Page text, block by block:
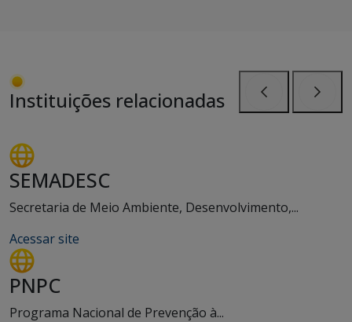
Instituições relacionadas
SEMADESC
Secretaria de Meio Ambiente, Desenvolvimento,...
Acessar site
PNPC
Programa Nacional de Prevenção à...